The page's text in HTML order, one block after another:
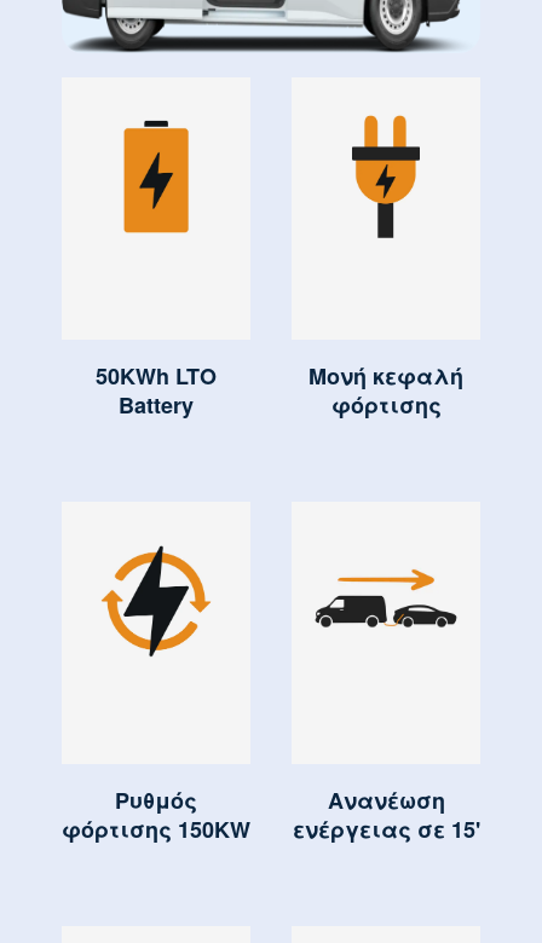
50KWh LTO
Battery
Μονή κεφαλή
φόρτισης
Ρυθμός
φόρτισης 150KW
Ανανέωση
ενέργειας σε 15'